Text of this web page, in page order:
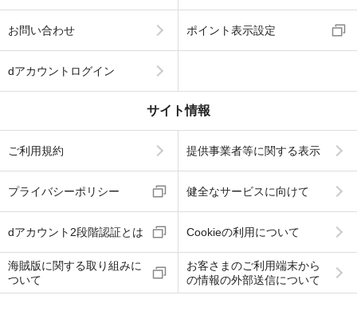
お問い合わせ ポイント表示設定
dアカウントログイン
サイト情報
ご利用規約 提供事業者等に関する表示
プライバシーポリシー 健全なサービスに向けて
dアカウント2段階認証とは Cookieの利用について
海賊版に関する取り組みに
ついて
お客さまのご利用端末から
の情報の外部送信について